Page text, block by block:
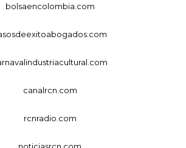
bolsaencolombia.com
canalrcn.com
rcnradio.com
noticiasrcn.com